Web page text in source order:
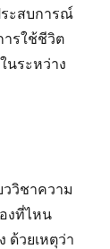
ระสบการณ์
ารใช้ชีวิต
นระหว่าง
ววิชาความ
งที่ไหน
ด้วยเหตุว่า